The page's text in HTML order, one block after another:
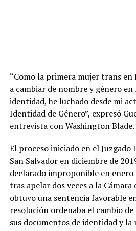
“Como la primera mujer trans en
a cambiar de nombre y género
identidad, he luchado desde mi
Identidad de Género”, expresó
entrevista con Washington Blade.
El proceso iniciado en el Juzgado
San Salvador en diciembre de
declarado improponible en enero
tras apelar dos veces a la Cámara
obtuvo una sentencia favorable
resolución ordenaba el cambio
sus documentos de identidad y la